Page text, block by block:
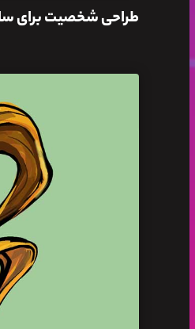
طراحی شخصیت برای